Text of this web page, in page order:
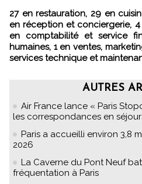
27 en restauration, 29 en
en réception et conciergerie,
en comptabilité et service
humaines, 1 en ventes,
services technique et
AUTRES
Air France lance « Paris
les correspondances en
Paris a accueilli environ 3,8
2026
La Caverne du Pont Neuf
fréquentation à Paris